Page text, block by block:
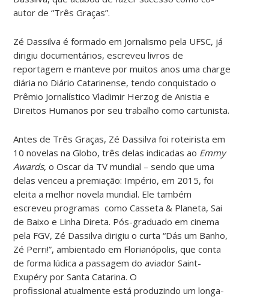
autor de “Três Graças”.
Zé Dassilva é formado em Jornalismo pela UFSC, já
dirigiu documentários, escreveu livros de
reportagem e manteve por muitos anos uma charge
diária no Diário Catarinense, tendo conquistado o
Prêmio Jornalístico Vladimir Herzog de Anistia e
Direitos Humanos por seu trabalho como cartunista.
Antes de Três Graças, Zé Dassilva foi roteirista em
10 novelas na Globo, três delas indicadas ao Emmy
Awards, o Oscar da TV mundial – sendo que uma
delas venceu a premiação: Império, em 2015, foi
eleita a melhor novela mundial. Ele também
escreveu programas como Casseta & Planeta, Sai
de Baixo e Linha Direta. Pós-graduado em cinema
pela FGV, Zé Dassilva dirigiu o curta “Dás um Banho,
Zé Perri!”, ambientado em Florianópolis, que conta
de forma lúdica a passagem do aviador Saint-
Exupéry por Santa Catarina. O
profissional atualmente está produzindo um longa-